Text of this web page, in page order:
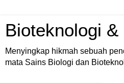
Bioteknologi
Menyingkap hikmah sebuah
mata Sains Biologi dan